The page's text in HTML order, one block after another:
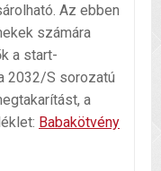
Az ebben
számára
a start-
2032/S sorozatú
a
Babakötvény